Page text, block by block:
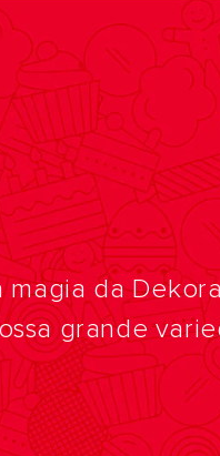
da
grande